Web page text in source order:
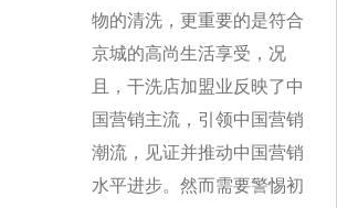
物的清洗，更重要的是符合
京城的高尚生活享受，况
且，干洗店加盟业反映了中
国营销主流，引领中国营销
潮流，见证并推动中国营销
水平进步。然而需要警惕初